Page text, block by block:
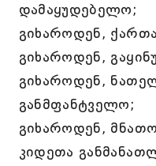
დამაყუდებელო;
გიხაროდენ,
გიხაროდენ,
გიხაროდენ,
განმფანტველო;
გიხაროდენ,
კიდეთა